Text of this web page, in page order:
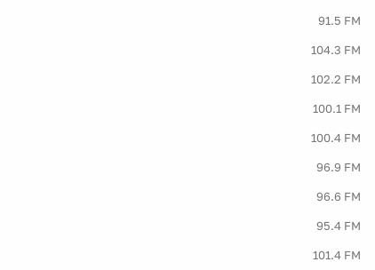
91.5 FM
104.3 FM
102.2 FM
100.1 FM
100.4 FM
96.9 FM
96.6 FM
95.4 FM
101.4 FM